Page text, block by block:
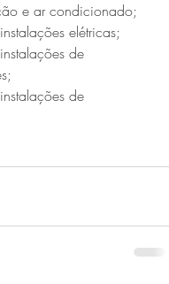
e ar condicionado;
elétricas;
de
de